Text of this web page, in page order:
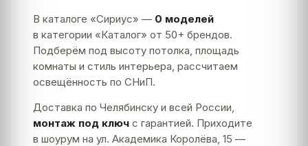
В каталоге «Сириус» — 0 моделей
в категории «Каталог» от 50+ брендов.
Подберём под высоту потолка, площадь
комнаты и стиль интерьера, рассчитаем
освещённость по СНиП.
Доставка по Челябинску и всей России,
монтаж под ключ с гарантией. Приходите
в шоурум на ул. Академика Королёва, 15 —